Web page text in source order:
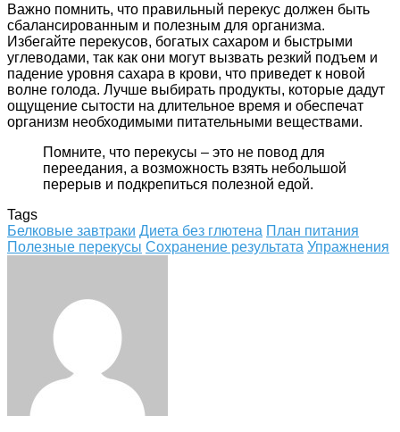
Важно помнить, что правильный перекус должен быть
сбалансированным и полезным для организма.
Избегайте перекусов, богатых сахаром и быстрыми
углеводами, так как они могут вызвать резкий подъем и
падение уровня сахара в крови, что приведет к новой
волне голода. Лучше выбирать продукты, которые дадут
ощущение сытости на длительное время и обеспечат
организм необходимыми питательными веществами.
Помните, что перекусы – это не повод для
переедания, а возможность взять небольшой
перерыв и подкрепиться полезной едой.
Tags
Белковые завтраки Диета без глютена План питания
Полезные перекусы Сохранение результата Упражнения